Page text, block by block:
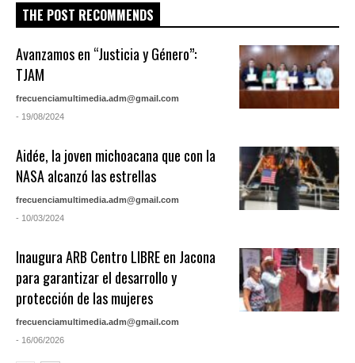
THE POST RECOMMENDS
Avanzamos en “Justicia y Género”:
TJAM
frecuenciamultimedia.adm@gmail.com
- 19/08/2024
Aidée, la joven michoacana que con la
NASA alcanzó las estrellas
frecuenciamultimedia.adm@gmail.com
- 10/03/2024
Inaugura ARB Centro LIBRE en Jacona
para garantizar el desarrollo y
protección de las mujeres
frecuenciamultimedia.adm@gmail.com
- 16/06/2026